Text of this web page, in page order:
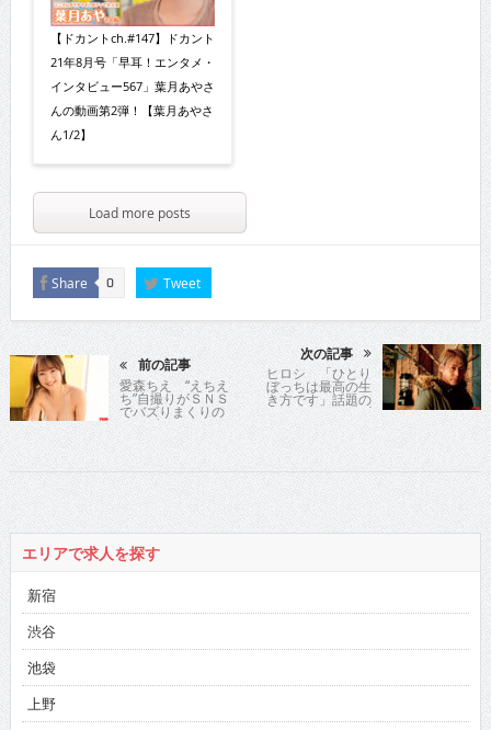
【ドカントch.#147】ドカント
21年8月号「早耳！エンタメ・
インタビュー567」葉月あやさ
んの動画第2弾！【葉月あやさ
ん1/2】
Load more posts
Share 0 Tweet
前の記事
愛森ちえ “えちえ
ち”自撮りがＳＮＳ
でバズりまくりの
ライブアイドルが
令和最大級のＧカ
ップ神ボディを初
披露！
次の記事
ヒロシ 「ひとり
ぼっちは最高の生
き方です」話題の
ソロキャンプ
YouTuber＆芸人が
最新著書に込めた
想い
エリアで求人を探す
新宿
渋谷
池袋
上野